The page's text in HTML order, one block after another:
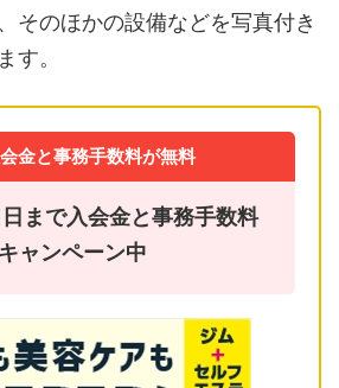
そのほかの設備などを写真付き
す。
金と事務手数料が無料
まで入会金と事務手数料
ャンペーン中